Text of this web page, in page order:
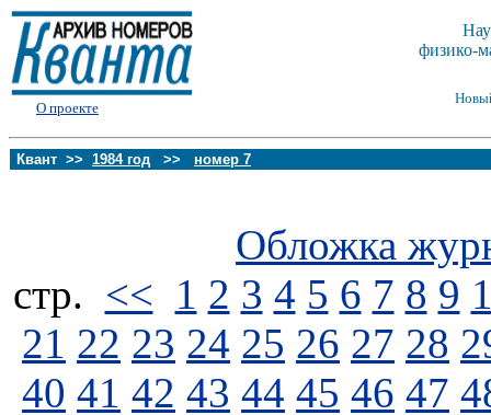
О проекте
физико-
Квант >> 1984 год >> номер 7
Обложка
стp. << 1 2 3 4 5 6 7 8 9
21 22 23 24 25 26 27 28
40 41 42 43 44 45 46 47